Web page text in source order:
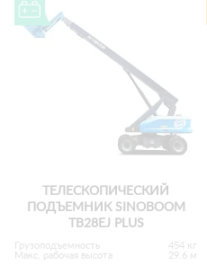
ТЕЛЕСКОПИЧЕСКИЙ
ПОДЪЕМНИК SINOBOOM
TB28EJ PLUS
Грузоподъемность
454 кг
Макс. рабочая высота
29.6 м